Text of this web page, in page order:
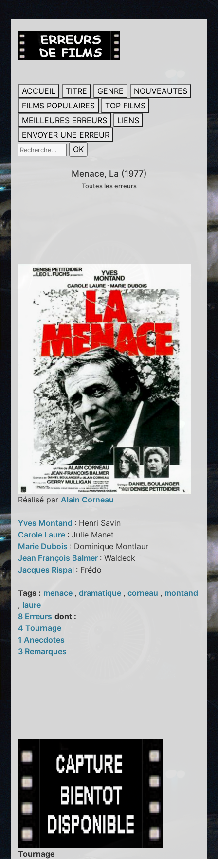
ACCUEIL TITRE GENRE
NOUVEAUTES
FILMS POPULAIRES
TOP FILMS
MEILLEURES ERREURS
LIENS
ENVOYER UNE ERREUR
Menace, La (1977)
Toutes les erreurs
Réalisé par Alain Corneau
Yves Montand : Henri Savin
Carole Laure : Julie Manet
Marie Dubois : Dominique Montlaur
Jean François Balmer : Waldeck
Jacques Rispal : Frédo
Tags : menace ,dramatique ,corneau , montand
, laure
8 Erreurs dont :
4 Tournage
1 Anecdotes
3 Remarques
Tournage